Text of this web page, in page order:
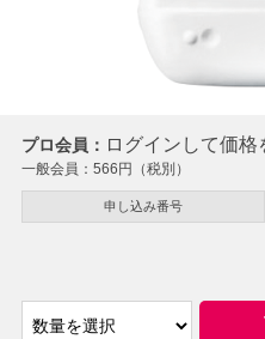
プロ会員： ログインして価格
一般会員： 566円（税別）
申し込み番号